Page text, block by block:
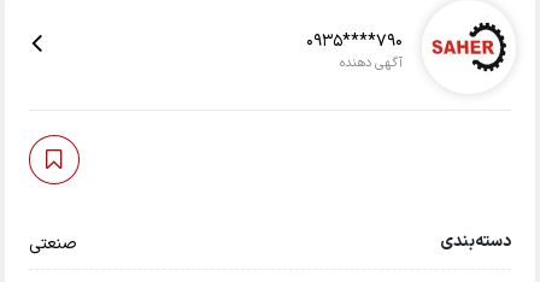
0935****790
آگهی دهنده
دسته‌بندی صنعتی